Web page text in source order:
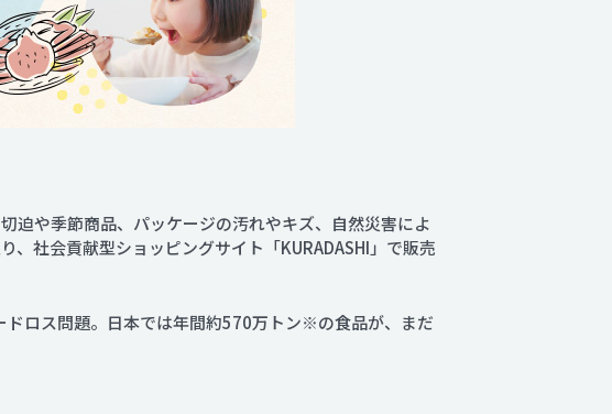
迫や季節商品、パッケージの汚れやキズ、自然災害によ
社会貢献型ショッピングサイト「KURADASHI」で販売
ドロス問題。日本では年間約570万トン※の食品が、まだ